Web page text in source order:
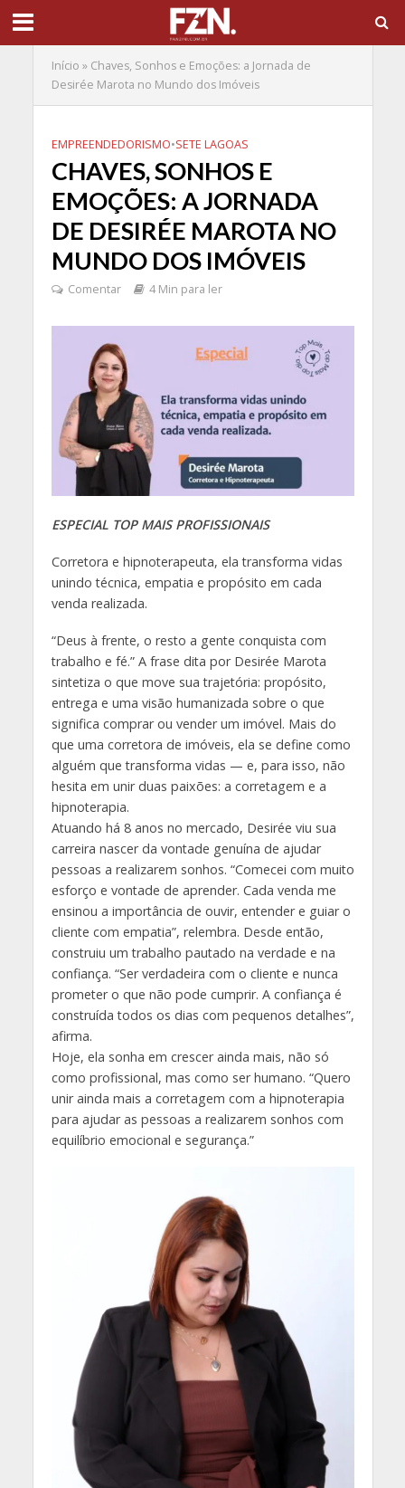
Início » Chaves, Sonhos e Emoções: a Jornada de
Desirée Marota no Mundo dos Imóveis
EMPREENDEDORISMO•SETE LAGOAS
CHAVES, SONHOS E
EMOÇÕES: A JORNADA
DE DESIRÉE MAROTA NO
MUNDO DOS IMÓVEIS
Comentar 4 Min para ler
ESPECIAL TOP MAIS PROFISSIONAIS
Corretora e hipnoterapeuta, ela transforma vidas
unindo técnica, empatia e propósito em cada
venda realizada.
“Deus à frente, o resto a gente conquista com
trabalho e fé.” A frase dita por Desirée Marota
sintetiza o que move sua trajetória: propósito,
entrega e uma visão humanizada sobre o que
significa comprar ou vender um imóvel. Mais do
que uma corretora de imóveis, ela se define como
alguém que transforma vidas — e, para isso, não
hesita em unir duas paixões: a corretagem e a
hipnoterapia.
Atuando há 8 anos no mercado, Desirée viu sua
carreira nascer da vontade genuína de ajudar
pessoas a realizarem sonhos. “Comecei com muito
esforço e vontade de aprender. Cada venda me
ensinou a importância de ouvir, entender e guiar o
cliente com empatia”, relembra. Desde então,
construiu um trabalho pautado na verdade e na
confiança. “Ser verdadeira com o cliente e nunca
prometer o que não pode cumprir. A confiança é
construída todos os dias com pequenos detalhes”,
afirma.
Hoje, ela sonha em crescer ainda mais, não só
como profissional, mas como ser humano. “Quero
unir ainda mais a corretagem com a hipnoterapia
para ajudar as pessoas a realizarem sonhos com
equilíbrio emocional e segurança.”